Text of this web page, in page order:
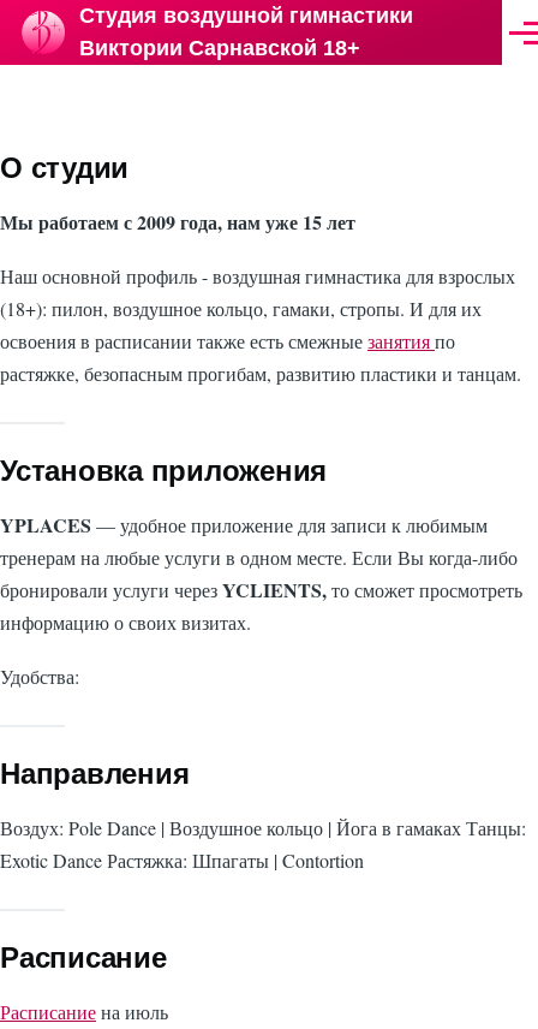
Skip to main content
Студия воздушной гимнастики
Виктории Сарнавской 18+
О студии
Мы работаем с 2009 года, нам уже 15 лет
Наш основной профиль - воздушная гимнастика для взрослых
(18+): пилон, воздушное кольцо, гамаки, стропы. И для их
освоения в расписании также есть смежныезанятияпо
растяжке, безопасным прогибам, развитию пластики и танцам.
Установка приложения
YPLACES — удобное приложение для записи к любимым
тренерам на любые услуги в одном месте. Если Вы когда-либо
бронировали услуги черезYCLIENTS,то сможет просмотреть
информацию о своих визитах.
Удобства:
Направления
Воздух: Pole Dance | Воздушное кольцо | Йога в гамаках Танцы:
Exotic Dance Растяжка: Шпагаты | Contortion
Расписание
Расписаниена июль